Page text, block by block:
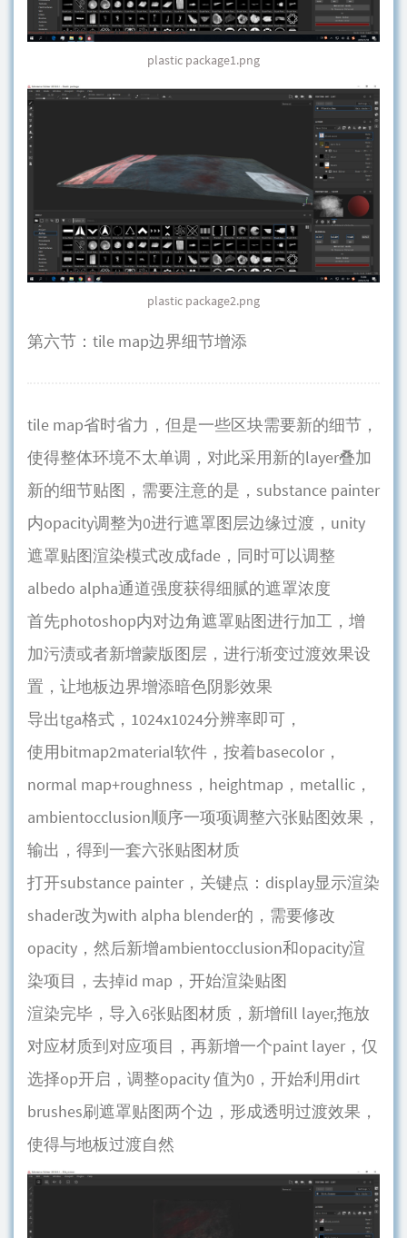
plastic package1.png
plastic package2.png
第六节：tile map边界细节增添
tile map省时省力，但是一些区块需要新的细节，
使得整体环境不太单调，对此采用新的layer叠加
新的细节贴图，需要注意的是，substance painter
内opacity调整为0进行遮罩图层边缘过渡，unity
遮罩贴图渲染模式改成fade，同时可以调整
albedo alpha通道强度获得细腻的遮罩浓度
首先photoshop内对边角遮罩贴图进行加工，增
加污渍或者新增蒙版图层，进行渐变过渡效果设
置，让地板边界增添暗色阴影效果
导出tga格式，1024x1024分辨率即可，
使用bitmap2material软件，按着basecolor，
normal map+roughness，heightmap，metallic，
ambientocclusion顺序一项项调整六张贴图效果，
输出，得到一套六张贴图材质
打开substance painter，关键点：display显示渲染
shader改为with alpha blender的，需要修改
opacity，然后新增ambientocclusion和opacity渲
染项目，去掉id map，开始渲染贴图
渲染完毕，导入6张贴图材质，新增fill layer,拖放
对应材质到对应项目，再新增一个paint layer，仅
选择op开启，调整opacity 值为0，开始利用dirt
brushes刷遮罩贴图两个边，形成透明过渡效果，
使得与地板过渡自然